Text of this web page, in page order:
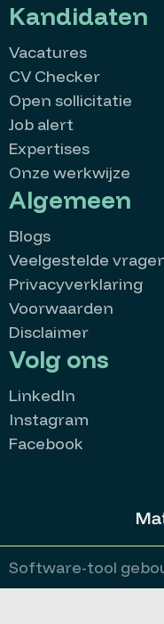
Kan ik je
Kandidaten
Vacatures
CV Checker
Open sollicitatie
Job alert
Expertises
Onze werkwijze
Algemeen
Blogs
Veelgestelde
Privacyverklaring
Voorwaarden
Disclaimer
Volg ons
LinkedIn
Instagram
Facebook
Software-tool